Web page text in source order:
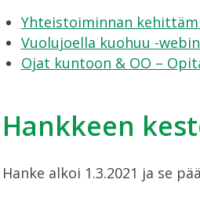
Yhteistoiminnan
Vuolujoella kuohuu -
Ojat kuntoon & OO –
Hankkeen
Hanke alkoi 1.3.2021 ja se